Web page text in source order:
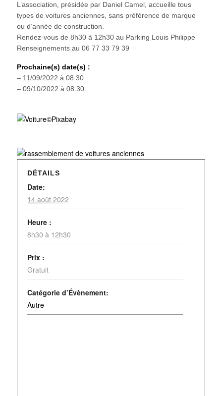
L’association, présidée par Daniel Camel, accueille tous
types de voitures anciennes, sans préférence de marque
ou d’année de construction.
Rendez-vous de 8h30 à 12h30 au Parking Louis Philippe
Renseignements au 06 77 33 79 39
Prochaine(s) date(s) :
– 11/09/2022 à 08:30
– 09/10/2022 à 08:30
DÉTAILS
Date:
14 août 2022
Heure :
8h30 à 12h30
Prix :
Gratuit
Catégorie d’Évènement:
Autre